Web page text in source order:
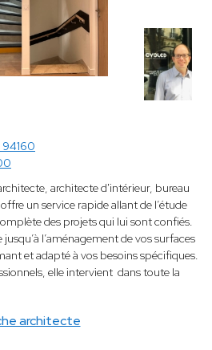
architecte
architecte d'intérieur, bureau
offre un service rapide allant de l’étude
des projets qui lui sont confiés.
l’aménagement de vos surfaces
et adapté à vos besoins spécifiques.
elle intervient dans toute la